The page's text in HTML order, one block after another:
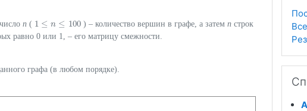
n ( 1 ≤ n ≤ 100
1 ≤n ≤100 ) – количество вершин в графе, а затемn строк
равно 0 или 1, – его матрицу смежности.
графа (в любом порядке).